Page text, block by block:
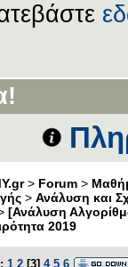
> Forum >
> Ανάλυση και
[Ανάλυση
2019
1 2 [3] 4 5 6